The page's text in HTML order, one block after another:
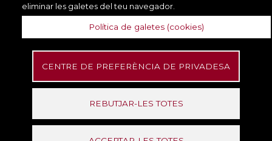
eliminar les galetes del teu navegador.
Política de galetes (cookies)
CENTRE DE PREFERÈNCIA DE PRIVADESA
REBUTJAR-LES TOTES